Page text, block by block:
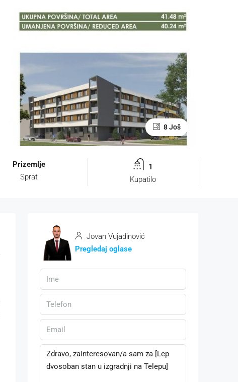
8 Još
Prizemlje
Sprat
1
Kupatilo
Jovan Vujadinović
Pregledaj oglase